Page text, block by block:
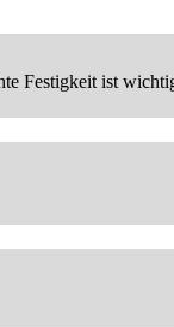
Festigkeit ist